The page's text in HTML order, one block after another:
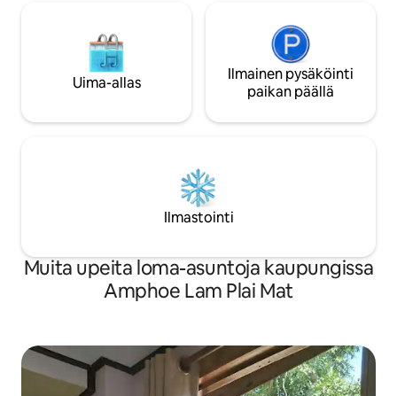
Uima-allas
Ilmainen pysäköinti
paikan päällä
Ilmastointi
Muita upeita loma-asuntoja kaupungissa
Amphoe Lam Plai Mat